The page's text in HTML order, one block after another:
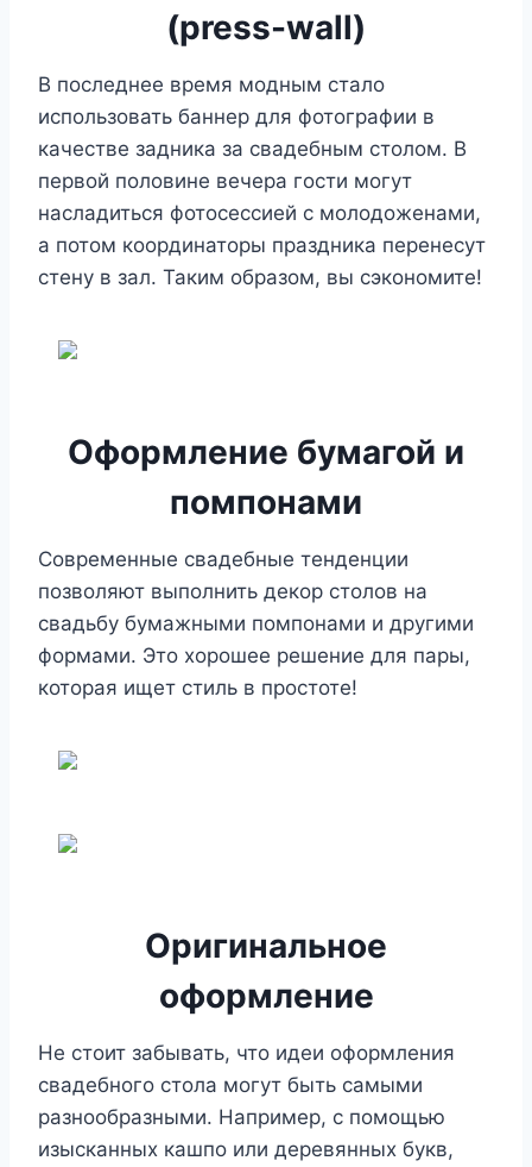
(press-wall)
В последнее время модным стало
использовать баннер для фотографии в
качестве задника за свадебным столом. В
первой половине вечера гости могут
насладиться фотосессией с молодоженами,
а потом координаторы праздника перенесут
стену в зал. Таким образом, вы сэкономите!
Оформление бумагой и
помпонами
Современные свадебные тенденции
позволяют выполнить декор столов на
свадьбу бумажными помпонами и другими
формами. Это хорошее решение для пары,
которая ищет стиль в простоте!
Оригинальное
оформление
Не стоит забывать, что идеи оформления
свадебного стола могут быть самыми
разнообразными. Например, с помощью
изысканных кашпо или деревянных букв,